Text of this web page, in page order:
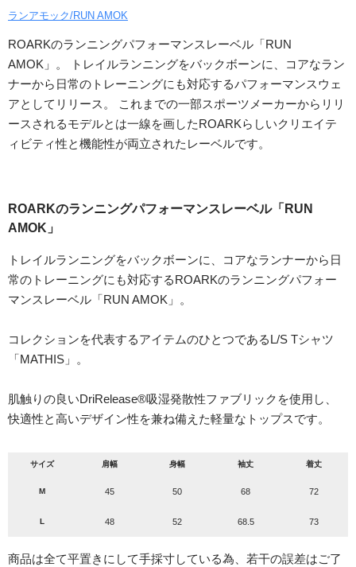
ランアモック/RUN AMOK
ROARKのランニングパフォーマンスレーベル「RUN
AMOK」。 トレイルランニングをバックボーンに、コアなラン
ナーから日常のトレーニングにも対応するパフォーマンスウェ
アとしてリリース。 これまでの一部スポーツメーカーからリリ
ースされるモデルとは一線を画したROARKらしいクリエイテ
ィビティ性と機能性が両立されたレーベルです。
ROARKのランニングパフォーマンスレーベル「RUN
AMOK」
トレイルランニングをバックボーンに、コアなランナーから日
常のトレーニングにも対応するROARKのランニングパフォー
マンスレーベル「RUN AMOK」。
コレクションを代表するアイテムのひとつであるL/S Tシャツ
「MATHIS」。
肌触りの良いDriRelease®吸湿発散性ファブリックを使用し、
快適性と高いデザイン性を兼ね備えた軽量なトップスです。
サイズ 肩幅 身幅 袖丈 着丈
M 45 50 68 72
L 48 52 68.5 73
商品は全て平置きにして手採寸している為、若干の誤差はご了